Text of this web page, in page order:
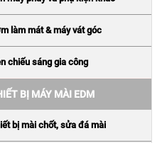
làm mát & máy vát góc
chiếu sáng gia công
BỊ MÁY MÀI EDM
bị mài chốt, sửa đá mài